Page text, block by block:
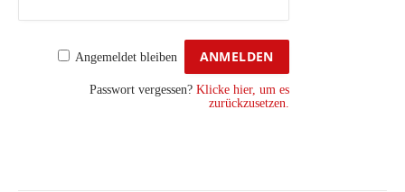
Angemeldet bleiben
Passwort vergessen? Klicke hier, um es
zurückzusetzen.